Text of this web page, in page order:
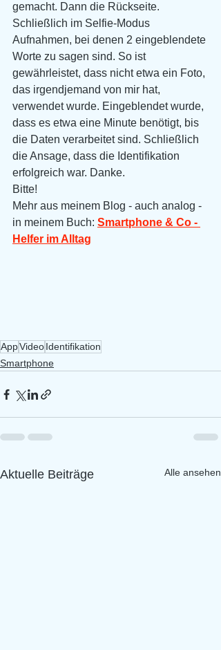
gemacht. Dann die Rückseite.
Schließlich im Selfie-Modus
Aufnahmen, bei denen 2 eingeblendete
Worte zu sagen sind. So ist
gewährleistet, dass nicht etwa ein Foto,
das irgendjemand von mir hat,
verwendet wurde. Eingeblendet wurde,
dass es etwa eine Minute benötigt, bis
die Daten verarbeitet sind. Schließlich
die Ansage, dass die Identifikation
erfolgreich war. Danke.
Bitte!
Mehr aus meinem Blog - auch analog -
in meinem Buch: Smartphone & Co -
Helfer im Alltag
AppVideoIdentifikation
Smartphone
Aktuelle Beiträge Alle ansehen